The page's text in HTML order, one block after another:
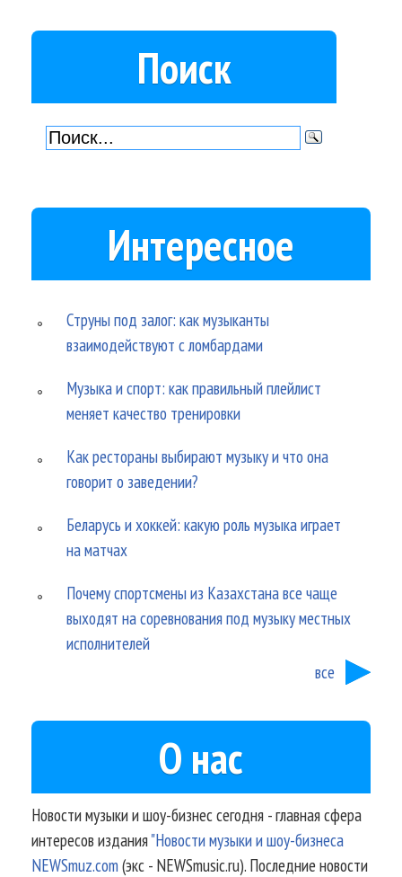
Поиск
Интересное
Струны под залог: как музыканты
взаимодействуют с ломбардами
Музыка и спорт: как правильный плейлист
меняет качество тренировки
Как рестораны выбирают музыку и что она
говорит о заведении?
Беларусь и хоккей: какую роль музыка играет
на матчах
Почему спортсмены из Казахстана все чаще
выходят на соревнования под музыку местных
исполнителей
все
О нас
Новости музыки и шоу-бизнес сегодня - главная сфера
интересов издания"Новости музыки и шоу-бизнеса
NEWSmuz.com(экс - NEWSmusic.ru). Последние новости